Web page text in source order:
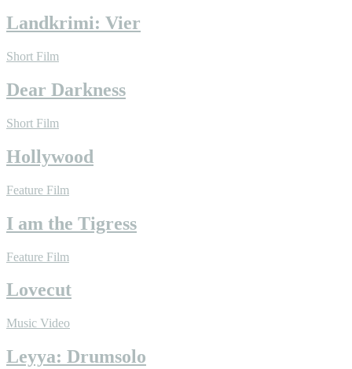
Landkrimi: Vier
Short Film
Dear Darkness
Short Film
Hollywood
Feature Film
I am the Tigress
Feature Film
Lovecut
Music Video
Leyya: Drumsolo